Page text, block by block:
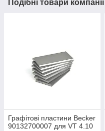
Подібні товари компанії
Графітові пластини Becker
90132700007 для VT 4.10